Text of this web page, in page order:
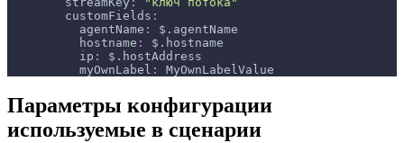
customFields :
agentName :
$.agentName
hostname :
$.hostname
ip :
$.hostAddress
myOwnLabel : MyOwnLabelValue
Параметры конфигурации
используемые в сценарии